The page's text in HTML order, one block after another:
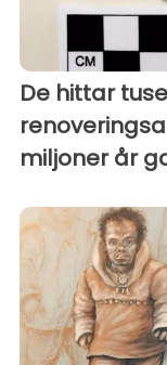
De hittar
miljoner år